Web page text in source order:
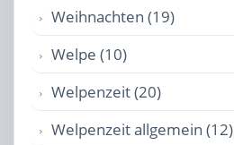
Weihnachten (19)
Welpe (10)
Welpenzeit (20)
Welpenzeit allgemein (12)